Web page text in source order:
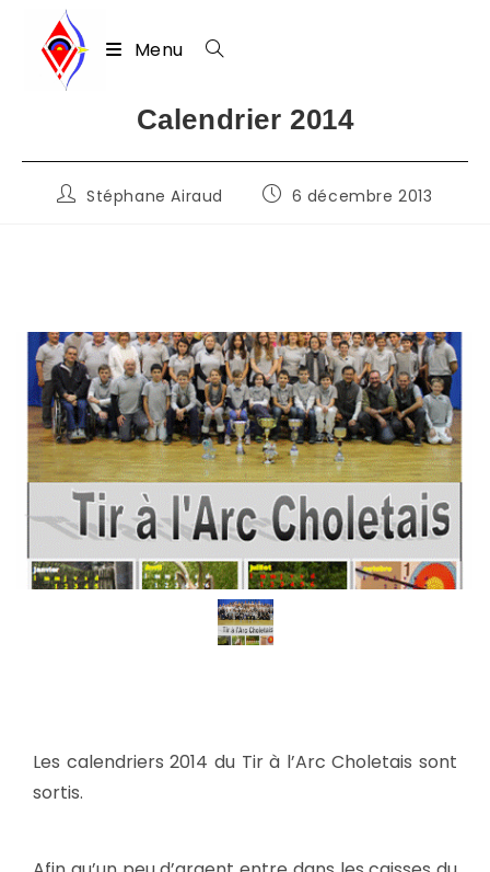
content
Menu
Calendrier 2014
Auteur/autrice
Stéphane Airaud
Publication
6 décembre 2013
Les calendriers 2014 du Tir à l’Arc Choletais sont
sortis.